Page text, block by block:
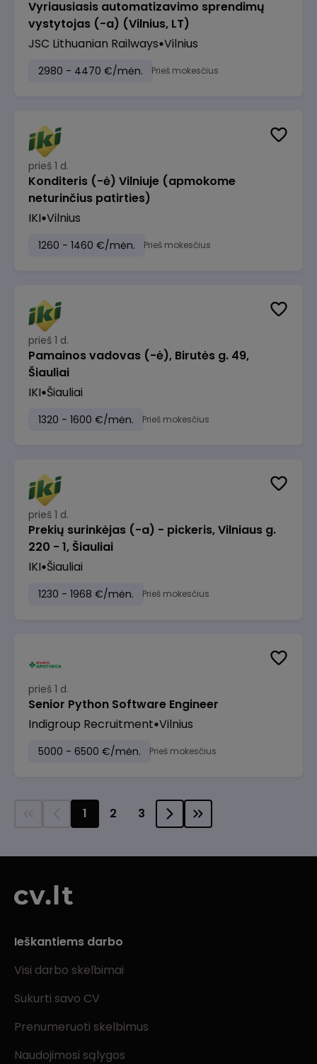
Vyriausiasis automatizavimo sprendimų
vystytojas (-a) (Vilnius, LT)
JSC Lithuanian Railways Vilnius
2980 - 4470 €/mėn. Prieš mokesčius
prieš 1 d.
Konditeris (-ė) Vilniuje (apmokome
neturinčius patirties)
IKI Vilnius
1260 - 1460 €/mėn. Prieš mokesčius
prieš 1 d.
Pamainos vadovas (-ė), Birutės g. 49,
Šiauliai
IKI Šiauliai
1320 - 1600 €/mėn. Prieš mokesčius
prieš 1 d.
Prekių surinkėjas (-a) - pickeris, Vilniaus g.
220 - 1, Šiauliai
IKI Šiauliai
1230 - 1968 €/mėn. Prieš mokesčius
prieš 1 d.
Senior Python Software Engineer
Indigroup Recruitment Vilnius
5000 - 6500 €/mėn. Prieš mokesčius
1 2 3
Ieškantiems darbo
Visi darbo skelbimai
Sukurti savo CV
Prenumeruoti skelbimus
Naudojimosi sąlygos